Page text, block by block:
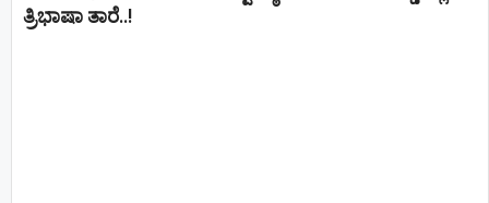
ತ್ರಿಭಾಷಾ ತಾರೆ..!